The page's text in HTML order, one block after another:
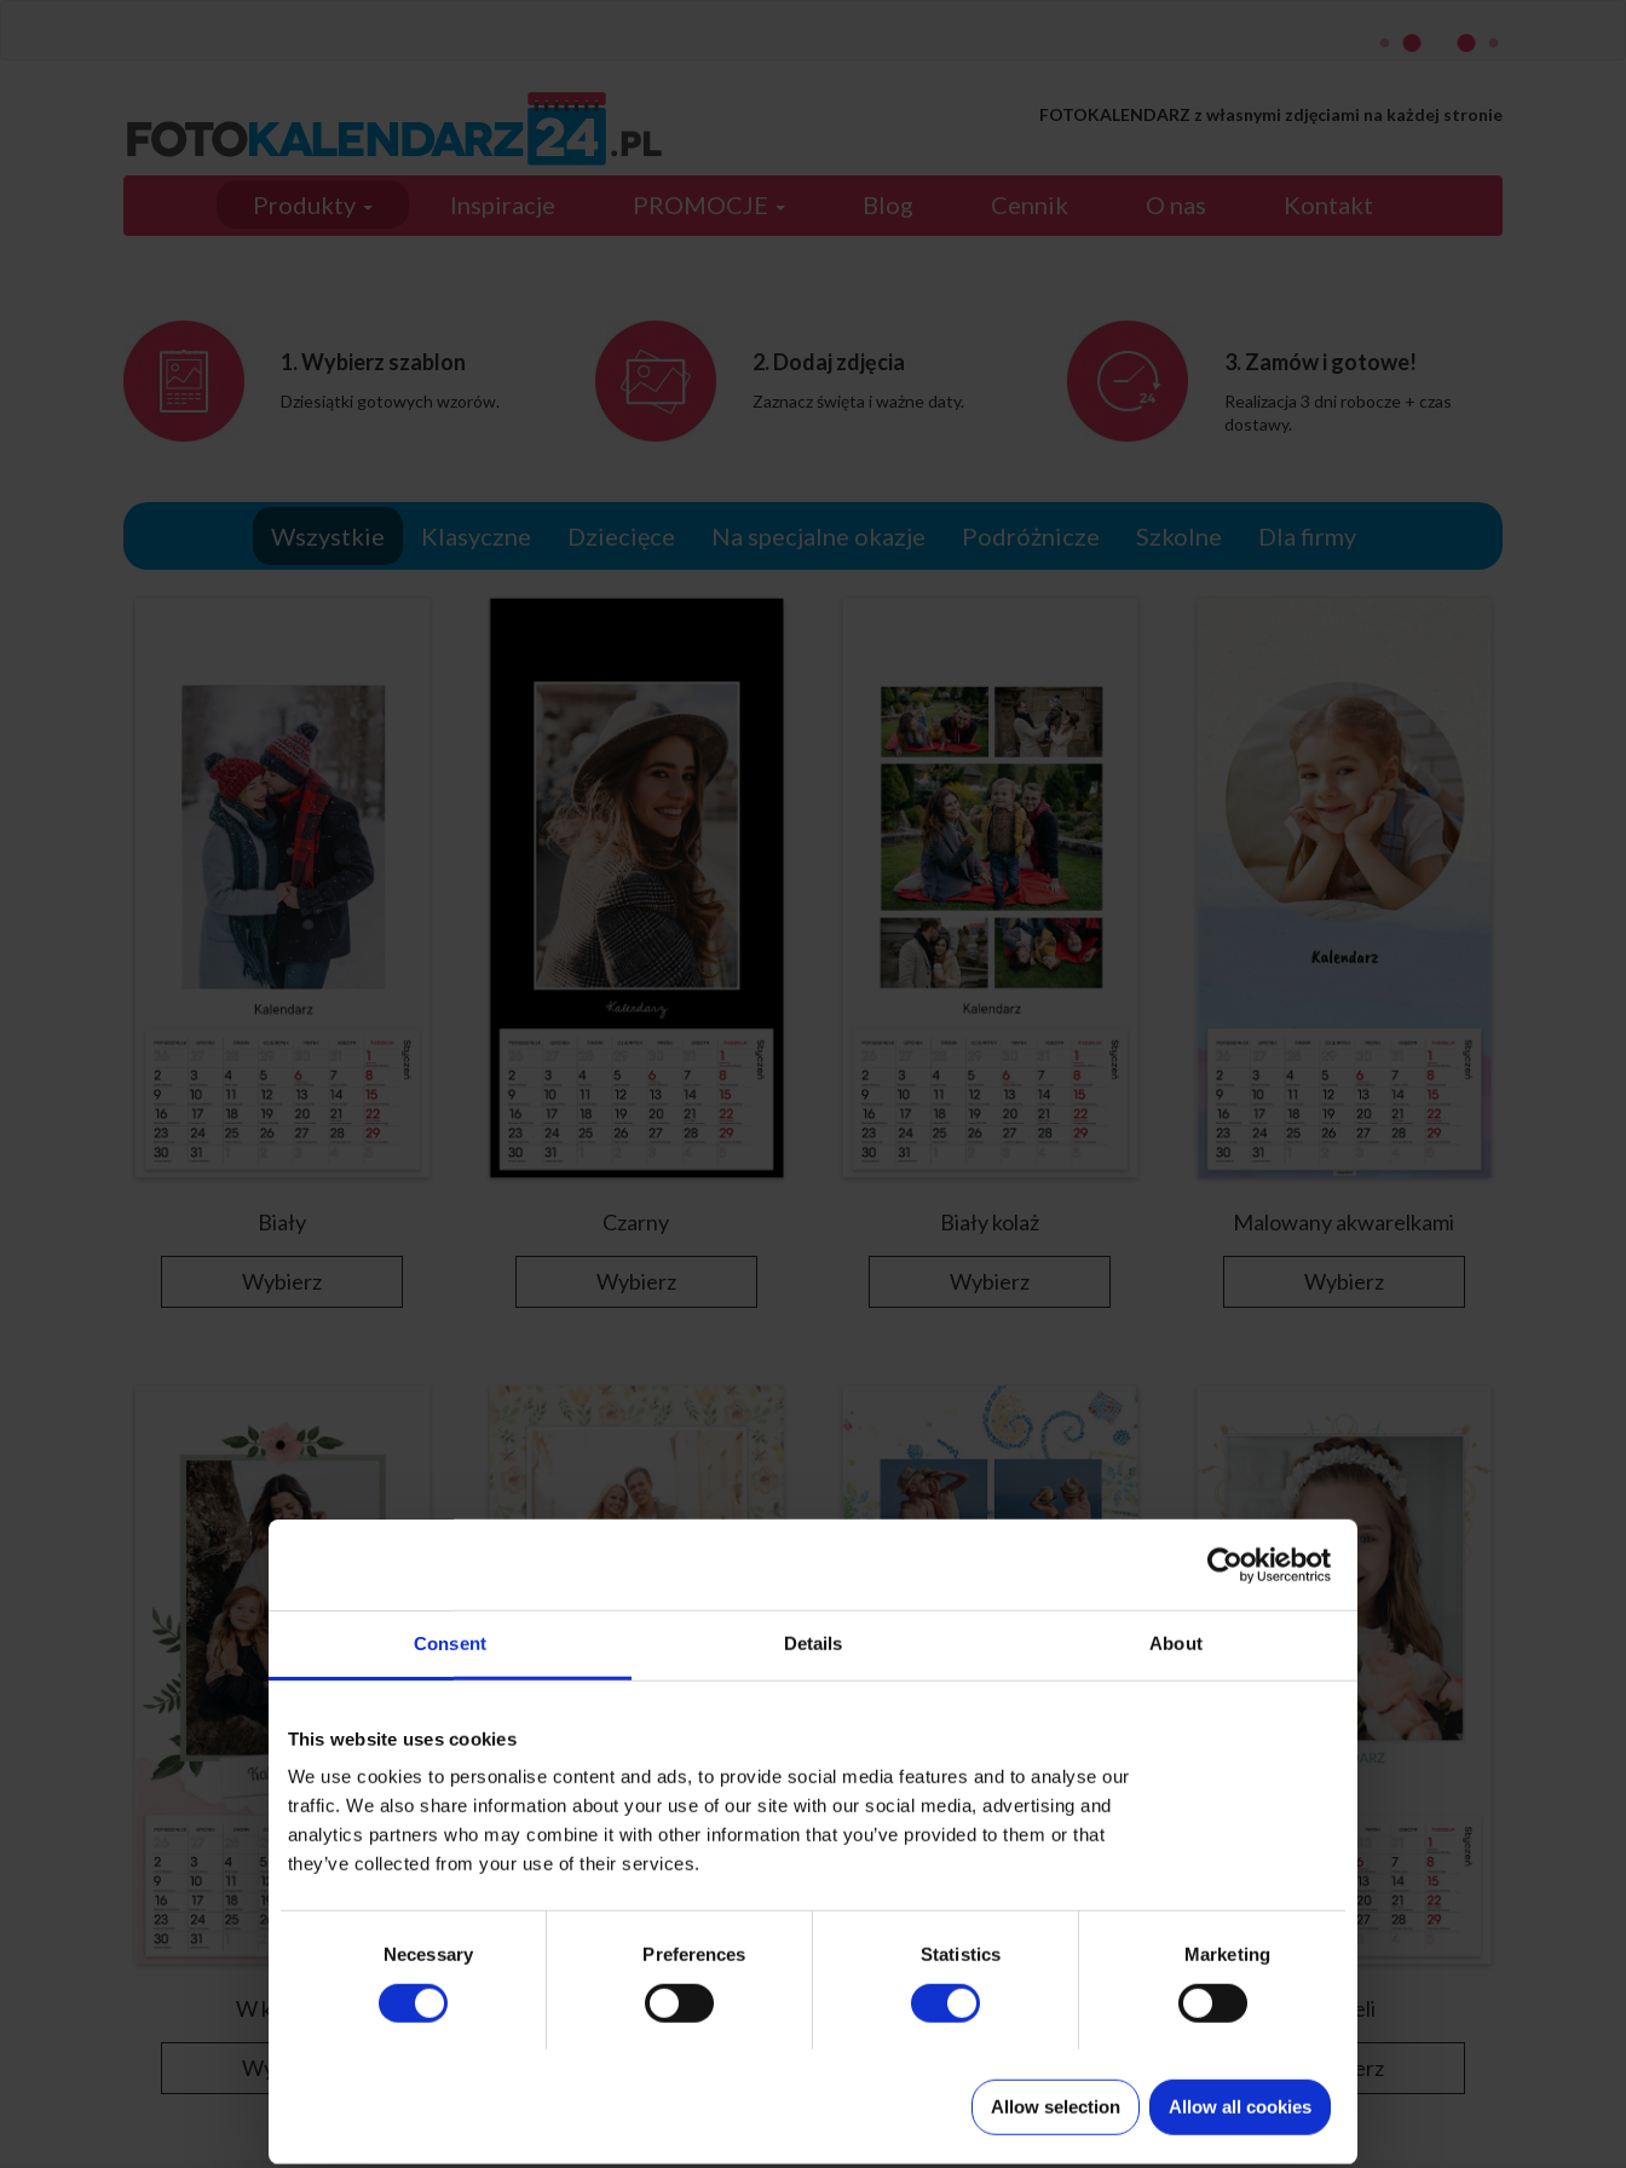
Consent Details About
This website uses cookies
We use cookies to personalise content and ads, to provide social media features and to analyse our
traffic. We also share information about your use of our site with our social media, advertising and
analytics partners who may combine it with other information that you’ve provided to them or that
they’ve collected from your use of their services.
Necessary Preferences Statistics Marketing
Allow selection Allow all cookies
FOTOKALENDARZ z własnymi zdjęciami na każdej stronie
Produkty Inspiracje PROMOCJE Blog Cennik O nas Kontakt
1. Wybierz szablon
Dziesiątki gotowych wzorów.
2. Dodaj zdjęcia
Zaznacz święta i ważne daty.
3. Zamów i gotowe!
Realizacja 3 dni robocze + czas
dostawy.
Wszystkie Klasyczne Dziecięce Na specjalne okazje Podróżnicze Szkolne Dla firmy
Biały
Wybierz
Czarny
Wybierz
Biały kolaż
Wybierz
Malowany akwarelkami
Wybierz
W kwiatki
Wybierz
Pastelowy floral Słoneczna mozaika W bieli
Wybierz